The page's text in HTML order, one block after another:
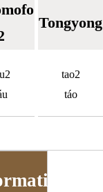
Tongyong
tao2
táo